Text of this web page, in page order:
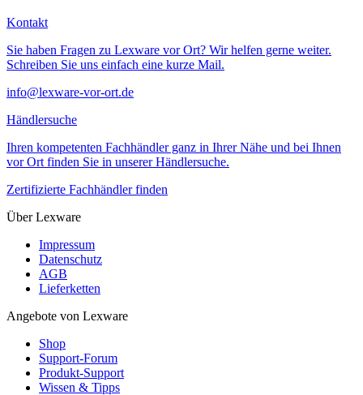
Kontakt
Sie haben Fragen zu Lexware vor Ort? Wir helfen gerne weiter.
Schreiben Sie uns einfach eine kurze Mail.
info@lexware-vor-ort.de
Händlersuche
Ihren kompetenten Fachhändler ganz in Ihrer Nähe und bei Ihnen
vor Ort finden Sie in unserer Händlersuche.
Zertifizierte Fachhändler finden
Über Lexware
Impressum
Datenschutz
AGB
Lieferketten
Angebote von Lexware
Shop
Support-Forum
Produkt-Support
Wissen & Tipps